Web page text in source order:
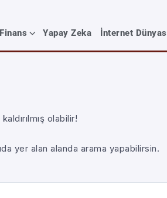
Finans Yapay Zeka İnternet
olabilir!
yer alan alanda arama yapabilirsin.